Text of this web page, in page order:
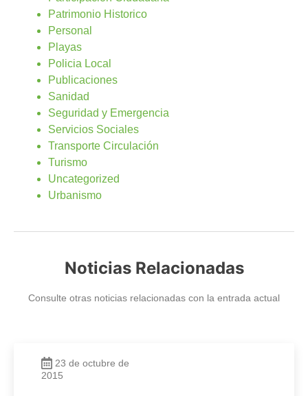
Patrimonio Historico
Personal
Playas
Policia Local
Publicaciones
Sanidad
Seguridad y Emergencia
Servicios Sociales
Transporte Circulación
Turismo
Uncategorized
Urbanismo
Noticias Relacionadas
Consulte otras noticias relacionadas con la entrada actual
23 de octubre de
2015